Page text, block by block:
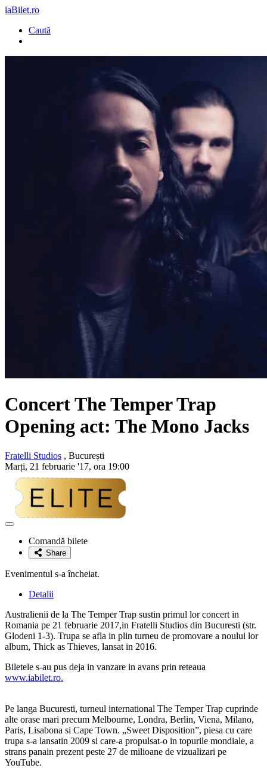
iaBilet.ro
Caută
ConcertThe Temper Trap
Opening act: The Mono Jacks
Fratelli Studios , București
Marți, 21 februarie '17, ora 19:00
Adaugă
favoriteComandă bilete
Share
Evenimentul s-a încheiat.
Detalii
Australienii de la The Temper Trap sustin primul lor concert in
Romania pe 21 februarie 2017,in Fratelli Studios din Bucuresti (str.
Glodeni 1-3). Trupa se afla in plin turneu de promovare a noului lor
album, Thick as Thieves, lansat in 2016.
Biletele s-au pus deja in vanzare in avans prin reteaua
www.iabilet.ro.
Pe langa Bucuresti, turneul international The Temper Trap cuprinde
alte orase mari precum Melbourne, Londra, Berlin, Viena, Milano,
Paris, Lisabona si Cape Town. „Sweet Disposition”, piesa cu care
trupa s-a lansatin 2009 si care-a propulsat-o in topurile mondiale, a
strans panain prezent peste 27 de milioane de vizualizari pe
YouTube.